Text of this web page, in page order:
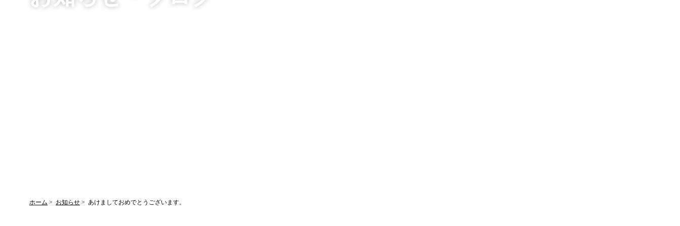
ホーム お知らせ あけましておめでとうございます。